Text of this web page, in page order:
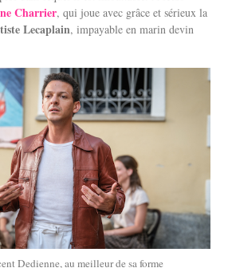
Charrier, qui joue avec grâce et sérieux la
Lecaplain, impayable en marin devin
Dedienne, au meilleur de sa forme